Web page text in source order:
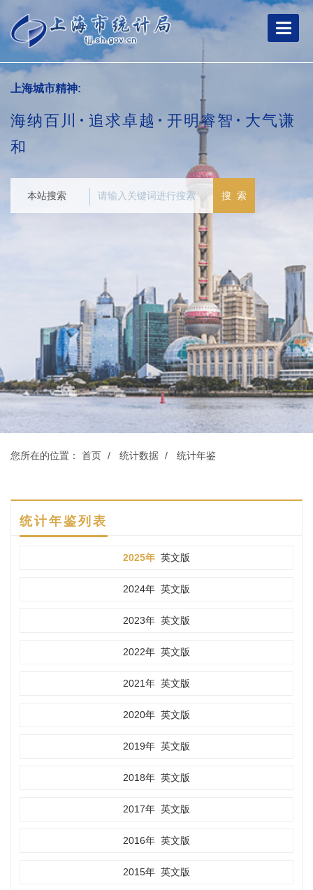
到
站
主
上海城市精神:
海纳百川 追求卓越 开明睿智
大气谦
和
本站搜索 搜 索
您所在的位置： 首页 统计数据 统计年鉴
统计年鉴列表
2025年 英文版
2024年 英文版
2023年 英文版
2022年 英文版
2021年 英文版
2020年 英文版
2019年 英文版
2018年 英文版
2017年 英文版
2016年 英文版
2015年 英文版